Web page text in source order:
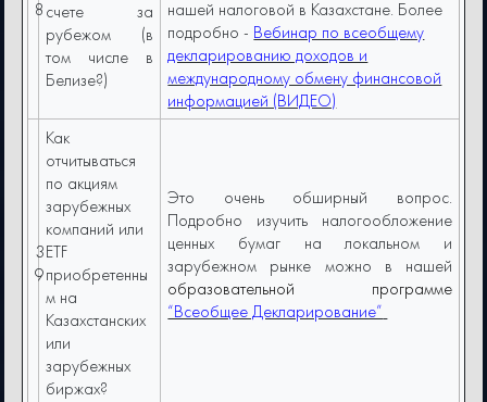
8счете за
рубежом (в
том числе в
Белизе?)
нашей налоговой в Казахстане. Более
подробно - Вебинар по всеобщему
декларированию доходов и
международному обмену финансовой
информацией (ВИДЕО)
3
9
Как
отчитываться
по акциям
зарубежных
компаний или
ETF
приобретенны
м на
Казахстанских
или
зарубежных
биржах?
Это очень обширный вопрос.
Подробно изучить налогообложение
ценных бумаг на локальном и
зарубежном рынке можно в нашей
образовательной программе
“Всеобщее Декларирование”